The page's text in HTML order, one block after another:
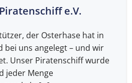
e.V.
der Osterhase hat in
bei uns angelegt – und wir
Unser Piratenschiff wurde
jeder Menge